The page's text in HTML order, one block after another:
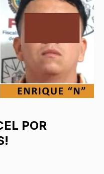
POR